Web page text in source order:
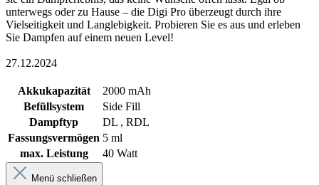
unterwegs oder zu Hause – die Digi Pro überzeugt durch ihre
Vielseitigkeit und Langlebigkeit. Probieren Sie es aus und erleben
Sie Dampfen auf einem neuen Level!
27.12.2024
Akkukapazität
2000 mAh
Befüllsystem
Side Fill
Dampftyp
DL , RDL
Fassungsvermögen 5 ml
max. Leistung
40 Watt
Menü schließen